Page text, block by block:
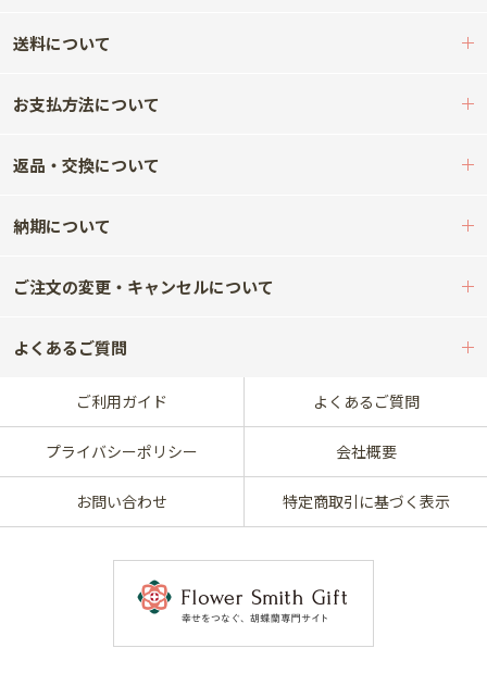
送料について
お支払方法について
返品・交換について
納期について
ご注文の変更・キャンセルについて
よくあるご質問
ご利用ガイド よくあるご質問
プライバシーポリシー 会社概要
お問い合わせ 特定商取引に基づく表示